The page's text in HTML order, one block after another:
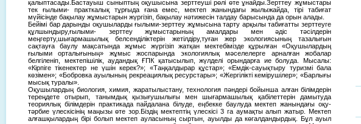
қалыптасады.Бастауыш сыныптың оқушысына зерттеуші рөлі өте ұнайды.Зерттеу жұмыстары
тек ғылыми- практкалық тұрғыда ғана емес, мектеп жанындағы жылыжайда, тірі табиғат
мүйісінде бақылау жұмыстарын жүргізіп, бақылау нәтижесін талдау барысында да орын алады.
Бейімі бар дарынды оқушыларды ғылыми-зерттеу жұмысына тарту арқылы табиғатты зерттеуге
құлшындыру,ғылыми- зерттеу жұмыстарының амалдары мен әдіс тәсілдерін
меңгерту,шығармашылық белсенділіктерін жетілдіру,туған жер экологиясының тазалығын
сақтауға баулу мақсатында жұмыс жүргізіп жатқан мектебімізде құрылған «Оқушылардың
ғылыми орталығының» жұмыс жоспарында экологиялық мәселелерге арналған жобалар
белгіленіп, мектепішілік, аудандық ҒПК қатысылып, жүлделі орындарға ие болуда. Мысалы:
«Кірпіге тікенектер не үшін керек?»; «Таңқалдырар құстар»; «Емдік-сауықтыру туризмі бала
көзімен»; «Бобровка ауылының рекреациялық ресурстары»; «Жергілікті кемірушілер»; «Барлығы
мысық туралы».
Оқушылардың биология, химия, жаратылыстану, технология пәндері бойынша алған білімдерін
тереңдете отырып, танымдық қызығушылығы мен шығармашылық қабілеттерін дамытуда
теориялық білімдерін практикада пайдалана білуде, еңбекке баулуда мектеп жанындағы оқу-
тәрбие үлескісінің маңызы өте зор.Біздің мектептің үлескісі 3 га аумақты алып жатыр. Мектеп
алғашқылардың бірі болып мектеп ауласының сыртын, ауылды да көгалдандырдық. Бұл ауыл